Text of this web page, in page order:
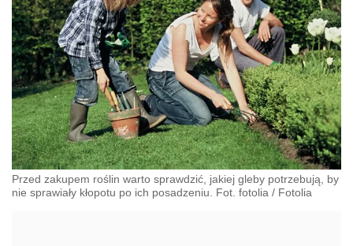
Przed zakupem roślin warto sprawdzić, jakiej gleby potrzebują, by
nie sprawiały kłopotu po ich posadzeniu. Fot. fotolia / Fotolia